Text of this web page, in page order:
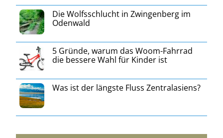
Die Wolfsschlucht in Zwingenberg im
Odenwald
5 Gründe, warum das Woom-Fahrrad
die bessere Wahl für Kinder ist
Was ist der längste Fluss Zentralasiens?